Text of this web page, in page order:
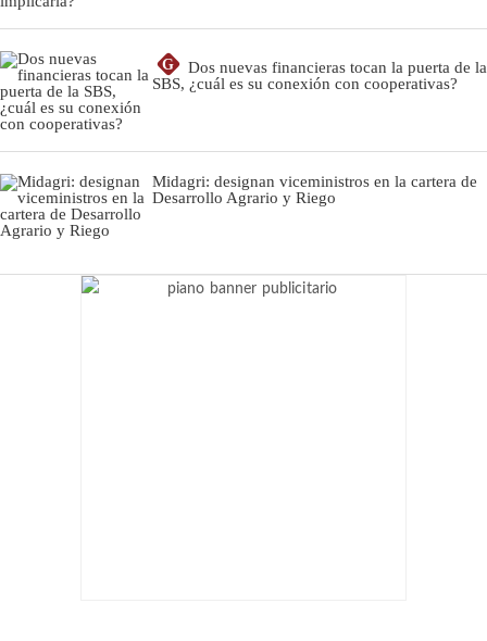
G
Dos nuevas financieras tocan la puerta de la
SBS, ¿cuál es su conexión con cooperativas?
Midagri: designan viceministros en la cartera de
Desarrollo Agrario y Riego